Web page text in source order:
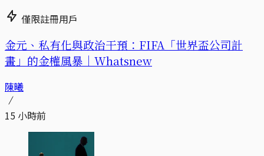
僅限註冊用戶
金元、私有化與政治干預：FIFA「世界盃公司計
畫」的金權風暴｜Whatsnew
陳曦
15 小時前